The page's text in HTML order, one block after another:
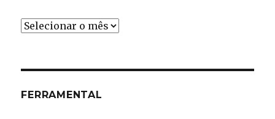
Cronologia
FERRAMENTAL